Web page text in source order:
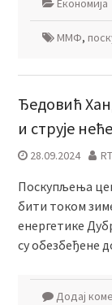
Економија
ММФ,
Ђедовић
и струје
28.09.2024
Поскупљења
бити током
енергетике
су обезбеђене
Додај